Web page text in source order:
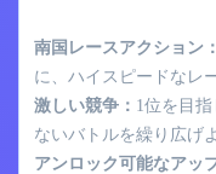
南国レースアクション：
に、ハイスピードなレ
激しい競争： 1位を目
ないバトルを繰り広げ
アンロック可能なアッ